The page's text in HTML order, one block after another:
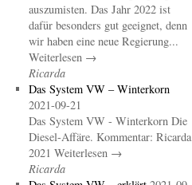
auszumisten. Das Jahr 2022 ist
dafür besonders gut geeignet, denn
wir haben eine neue Regierung...
Weiterlesen →
Ricarda
Das System VW – Winterkorn
2021-09-21
Das System VW - Winterkorn Die
Diesel-Affäre. Kommentar: Ricarda
2021 Weiterlesen →
Ricarda